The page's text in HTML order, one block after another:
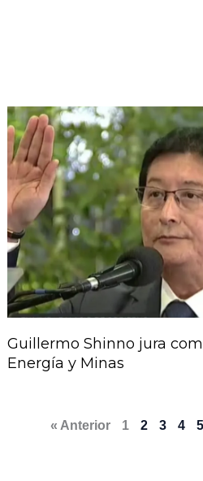
Guillermo Shinno jura
Energía y Minas
« Anterior 1 2 3 4 5